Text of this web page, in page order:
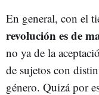
En general, con el
revolución es de
no ya de la
de sujetos con
género. Quizá por